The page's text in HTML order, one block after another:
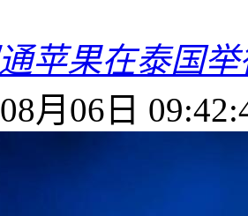
苹果在泰国
月06日